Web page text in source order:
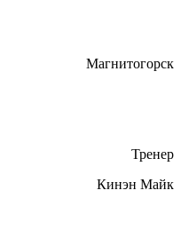
Магнитогорск
Тренер
Кинэн Майк